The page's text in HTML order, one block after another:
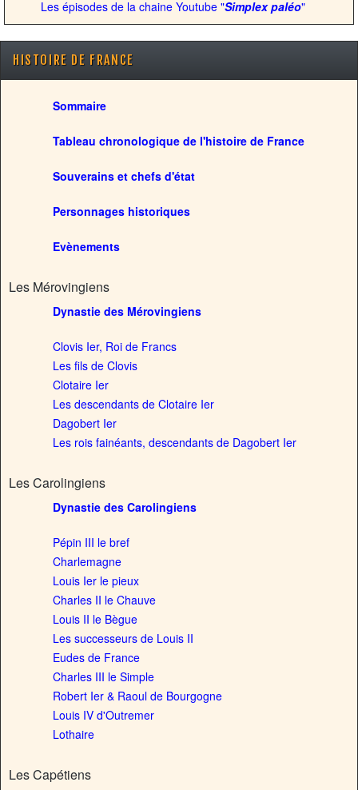
Les épisodes de la chaine Youtube "Simplex paléo"
HISTOIRE DE FRANCE
Sommaire
Tableau chronologique de l'histoire de France
Souverains et chefs d'état
Personnages historiques
Evènements
Les Mérovingiens
Dynastie des Mérovingiens
Clovis Ier, Roi de Francs
Les fils de Clovis
Clotaire Ier
Les descendants de Clotaire Ier
Dagobert Ier
Les rois fainéants, descendants de Dagobert Ier
Les Carolingiens
Dynastie des Carolingiens
Pépin III le bref
Charlemagne
Louis Ier le pieux
Charles II le Chauve
Louis II le Bègue
Les successeurs de Louis II
Eudes de France
Charles III le Simple
Robert Ier & Raoul de Bourgogne
Louis IV d'Outremer
Lothaire
Les Capétiens